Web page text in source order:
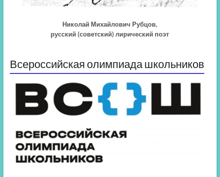
Николай Михайлович Рубцов,
русский (советский) лирический поэт
Всероссийская олимпиада школьников